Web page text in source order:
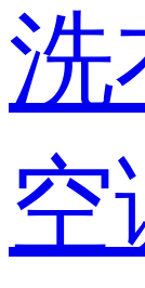
洗
空